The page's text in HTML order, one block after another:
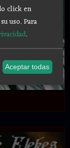
click en
uso.Para
.
Aceptar todas